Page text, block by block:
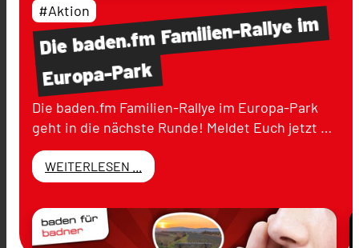
Diebaden.fmFamilien-Rallyeim
Europa-Park
#Aktion
Die baden.fm Familien-Rallye im Europa-Park
geht in die nächste Runde! Meldet Euch jetzt …
WEITERLESEN ...